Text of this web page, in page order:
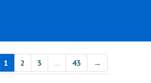
1 2 3 … 43 →